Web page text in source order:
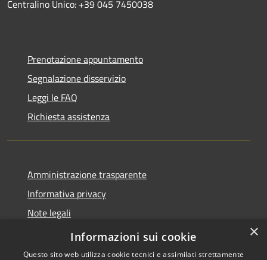
Centralino Unico: +39 045 7450038
Prenotazione appuntamento
Segnalazione disservizio
Leggi le FAQ
Richiesta assistenza
Amministrazione trasparente
Informativa privacy
Note legali
Dichiarazione di accessibilità
×
Informazioni sui cookie
Questo sito web utilizza cookie tecnici e assimilati strettamente